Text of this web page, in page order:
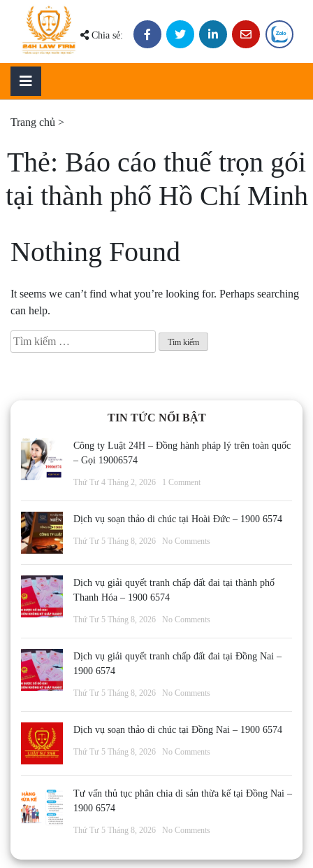
content
Chia sẻ:
Trang chủ >
Thẻ: Báo cáo thuế trọn gói
tại thành phố Hồ Chí Minh
Nothing Found
It seems we can’t find what you’re looking for. Perhaps searching
can help.
Tìm
kiếm
TIN TỨC NỔI BẬT
Công ty Luật 24H – Đồng hành pháp lý trên toàn quốc
– Gọi 19006574
Thứ Tư 4 Tháng 2, 2026 1 Comment
Dịch vụ soạn thảo di chúc tại Hoài Đức – 1900 6574
Thứ Tư 5 Tháng 8, 2026 No Comments
Dịch vụ giải quyết tranh chấp đất đai tại thành phố
Thanh Hóa – 1900 6574
Thứ Tư 5 Tháng 8, 2026 No Comments
Dịch vụ giải quyết tranh chấp đất đai tại Đồng Nai –
1900 6574
Thứ Tư 5 Tháng 8, 2026 No Comments
Dịch vụ soạn thảo di chúc tại Đồng Nai – 1900 6574
Thứ Tư 5 Tháng 8, 2026 No Comments
Tư vấn thủ tục phân chia di sản thừa kế tại Đồng Nai –
1900 6574
Thứ Tư 5 Tháng 8, 2026 No Comments